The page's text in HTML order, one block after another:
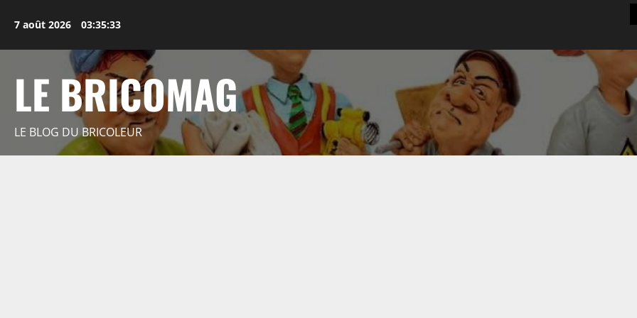
7 août 2026 03:35:34
LE BRICOMAG
LE BLOG DU BRICOLEUR